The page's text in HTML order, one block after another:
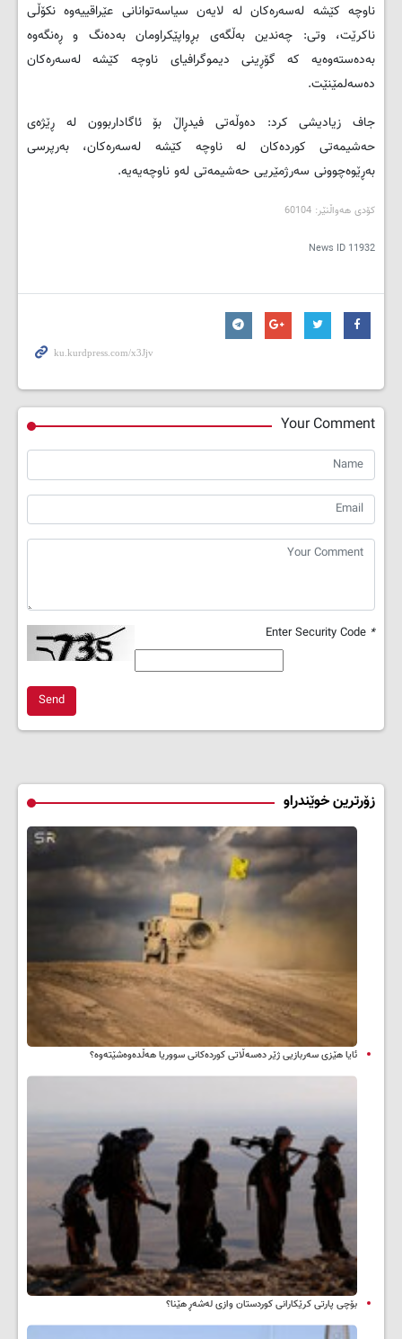
ناوچه‌ کێشه‌ له‌سه‌ره‌کان له‌ لایه‌ن سیاسه‌توانانی عێراقییه‌وه‌ نکۆڵی
ناکرێت، وتی: چه‌ندین به‌ڵگه‌ی بڕواپێکراومان به‌ده‌نگ و ڕه‌نگه‌وه‌
به‌ده‌سته‌وه‌یه‌ که‌ گۆڕینی دیموگرافیای ناوچه‌ کێشه‌ له‌سه‌ره‌کان
ده‌سه‌لمێنێت.
جاف زیادیشی کرد: ده‌وڵه‌تی فیدڕاڵ بۆ ئاگاداربوون له‌ ڕێژه‌ی
حه‌شیمه‌تی کورده‌کان له‌ ناوچه‌ کێشه‌ له‌سه‌ره‌کان، به‌رپرسی
به‌ڕێوه‌چوونی سه‌رژمێریی حه‌شیمه‌تی له‌و ناوچه‌یه‌یه‌.
کۆدی هه‌واڵنێر: 60104
News ID 11932
Your Comment
*
Send
زۆرترین خوێندراو
ئایا هێزی سەربازیی ژێر دەسەڵاتی کوردەکانی سووریا هەڵدەوەشێتەوە؟
بۆچی پارتی کرێکارانی کوردستان وازی لەشەڕ هێنا؟